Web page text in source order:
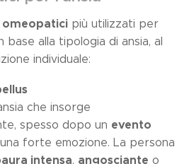
omeopatici più utilizzati per
alla tipologia di ansia, al
individuale:
che insorge
spesso dopo un evento
forte emozione. La persona
intensa, angosciante o